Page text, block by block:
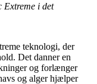
i det
teknologi, der
Det danner en
og forlænger
og alger hjælper